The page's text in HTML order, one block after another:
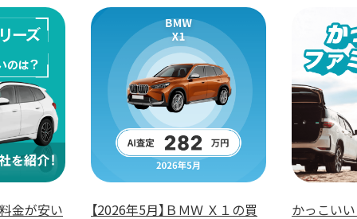
金が安い
【2026年5月】ＢＭＷ Ｘ１の買
かっこい